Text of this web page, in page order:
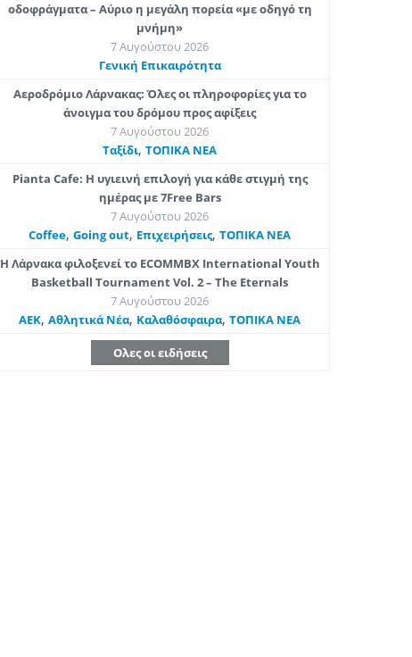
οδοφράγματα – Αύριο η μεγάλη πορεία «με οδηγό τη
μνήμη»
7 Αυγούστου 2026
Γενική Επικαιρότητα
Αεροδρόμιο Λάρνακας: Όλες οι πληροφορίες για το
άνοιγμα του δρόμου προς αφίξεις
7 Αυγούστου 2026
Ταξίδι,ΤΟΠΙΚΑ ΝΕΑ
Pianta Cafe: Η υγιεινή επιλογή για κάθε στιγμή της
ημέρας με 7Free Bars
7 Αυγούστου 2026
Coffee,Going out, Επιχειρήσεις,ΤΟΠΙΚΑ ΝΕΑ
Η Λάρνακα φιλοξενεί το ECOMMBX International Youth
Basketball Tournament Vol. 2 – The Eternals
7 Αυγούστου 2026
ΑΕΚ,Αθλητικά Νέα, Καλαθόσφαιρα,ΤΟΠΙΚΑ ΝΕΑ
Ολες οι ειδήσεις